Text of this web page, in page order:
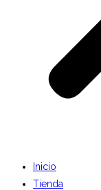
Inicio
Tienda